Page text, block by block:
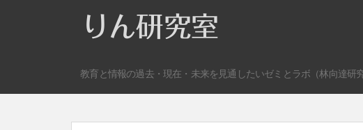
りん研究室
教育と情報の過去・現在・未来を見通したいゼミとラボ（林向達研究